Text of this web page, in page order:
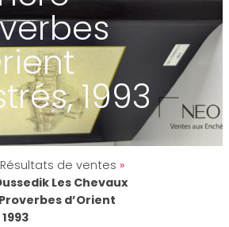
1993
Résultats de ventes »
Les Chevaux
d’Orient